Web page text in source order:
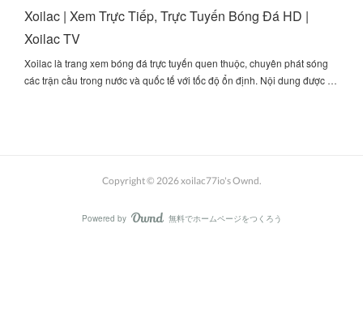
Xoilac | Xem Trực Tiếp, Trực Tuyến Bóng Đá HD |
Xoilac TV
Xoilac là trang xem bóng đá trực tuyến quen thuộc, chuyên phát sóng
các trận cầu trong nước và quốc tế với tốc độ ổn định. Nội dung được …
Copyright © 2026xoilac77io's Ownd.
Powered by AmebaOwnd
無料でホームページをつくろう